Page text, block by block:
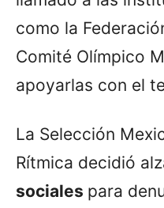
como la
Comité Olímpico
apoyarlas con el
La Selección
Rítmica decidió
sociales para